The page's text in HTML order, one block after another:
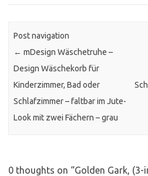
Post navigation
← mDesign Wäschetruhe –
Design Wäschekorb für
Kinderzimmer, Bad oder
Schlafzimmer – faltbar im Jute-
Look mit zwei Fächern – grau
0 thoughts on “Golden Gark, (3-